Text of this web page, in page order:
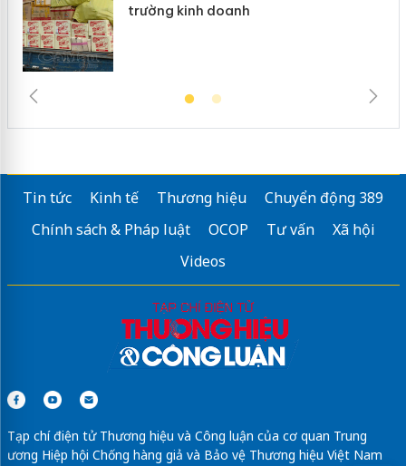
trường kinh doanh
Tin tức Kinh tế Thương hiệu
Chuyển động 389
Chính sách & Pháp luật
OCOP Tư vấn
Xã hội
Videos
Tạp chí điện tử Thương hiệu và Công luận của cơ quan Trung
ương Hiệp hội Chống hàng giả và Bảo vệ Thương hiệu Việt Nam